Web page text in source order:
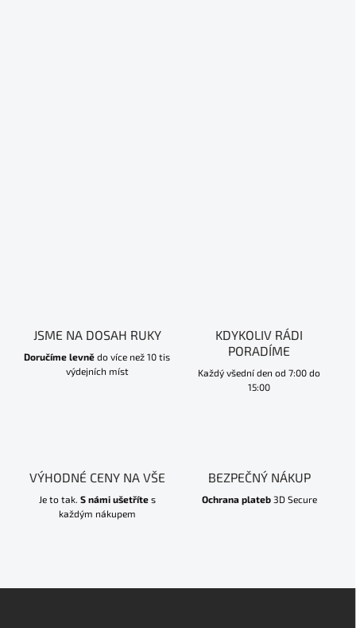
JSME NA DOSAH RUKY
Doručíme levně do více než 10 tis
výdejních míst
KDYKOLIV RÁDI
PORADÍME
Každý všední den od 7:00 do
15:00
VÝHODNÉ CENY NA VŠE
Je to tak. S námi ušetřítes
každým nákupem
BEZPEČNÝ NÁKUP
Ochrana plateb3D Secure